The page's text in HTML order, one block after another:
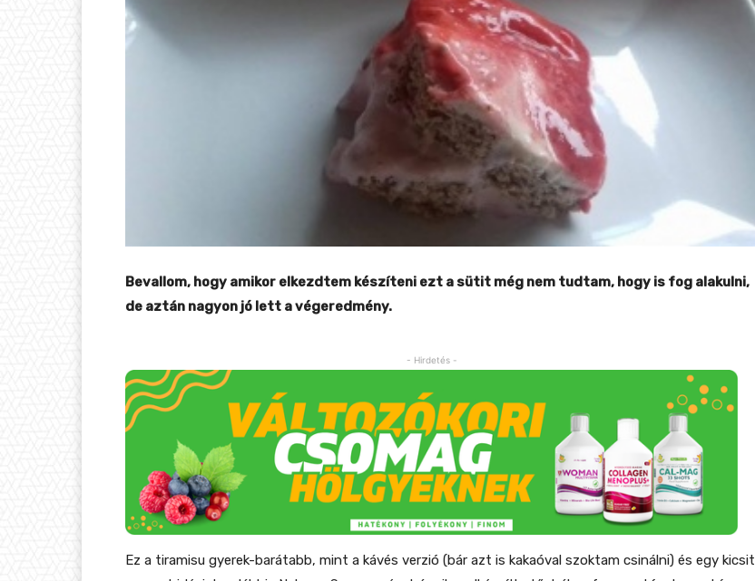
Bevallom, hogy amikor elkezdtem készíteni ezt a sütit még nem tudtam, hogy is fog alakulni,
de aztán nagyon jó lett a végeredmény.
- Hirdetés -
Ez a tiramisu gyerek-barátabb, mint a kávés verzió (bár azt is kakaóval szoktam csinálni) és egy kicsit